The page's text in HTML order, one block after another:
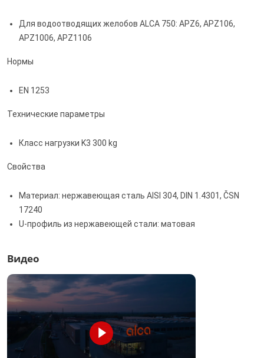
Для водоотводящих желобов ALCA 750: APZ6, APZ106,
APZ1006, APZ1106
Нормы
EN 1253
Технические параметры
Класс нагрузки K3 300 kg
Свойства
Материал: нержавеющая сталь AISI 304, DIN 1.4301, ČSN
17240
U-профиль из нержавеющей стали: матовая
Видео